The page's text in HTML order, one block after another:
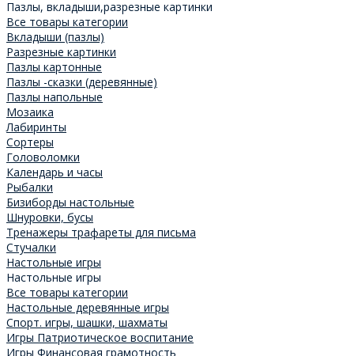
Пазлы, вкладыши,разрезные картинки
Все товары категории
Вкладыши (пазлы)
Разрезные картинки
Пазлы картонные
Пазлы -сказки (деревянные)
Пазлы напольные
Мозаика
Лабиринты
Сортеры
Головоломки
Календарь и часы
Рыбалки
Бизиборды настольные
Шнуровки, бусы
Тренажеры трафареты для письма
Стучалки
Настольные игры
Настольные игры
Все товары категории
Настольные деревянные игры
Спорт. игры, шашки, шахматы
Игры Патриотическое воспитание
Игры Финансовая грамотность